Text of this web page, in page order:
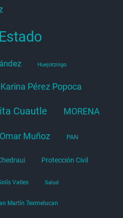
Huejotzingo
Karina Pérez Popoca
Cuautle MORENA
Omar Muñoz PAN
Protección Civil
Valles Salud
Martín Texmelucan